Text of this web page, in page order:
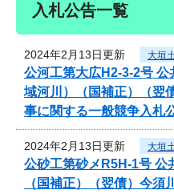
入札公告一覧
2024年2月13日更新 大垣
公河工第大広H2-3-2号
域河川）（国補正）（
事に関する一般競争入札
2024年2月13日更新 大垣
公砂工第砂メR5H-1号 公
（国補正）（翌債）今